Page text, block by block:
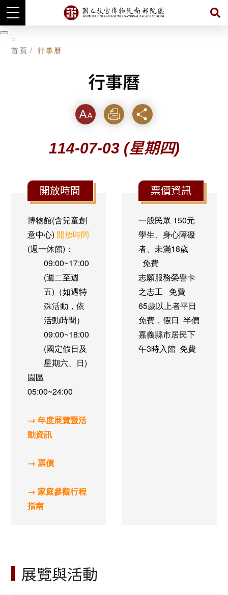
跳
到
暫
停
:::
首頁 行事曆
行事曆
字級 列印 分享
114-07-03 (星期四)
開放時間
博物館(含兒童創
意中心) 開放時間
(週一休館)：
09:00~17:00
(週二至週
五)（如遇特
殊活動，依
活動時間）
09:00~18:00
(國定假日及
星期六、日)
園區
05:00~24:00
→ 年度展覽暨活
動資訊
→ 票價
→ 家庭參觀行程
指南
票價資訊
一般民眾 150元
學生、身心障礙
者、未滿18歲
免費
志願服務榮譽卡
之志工 免費
65歲以上者平日
免費，假日 半價
嘉義縣市居民下
午3時入館 免費
展覽與活動